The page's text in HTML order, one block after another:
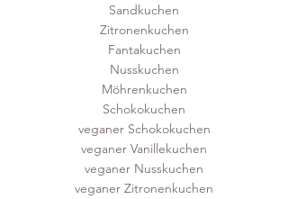
Sandkuchen
Zitronenkuchen
Fantakuchen
Nusskuchen
Möhrenkuchen
Schokokuchen
veganer Schokokuchen
veganer Vanillekuchen
veganer Nusskuchen
veganer Zitronenkuchen